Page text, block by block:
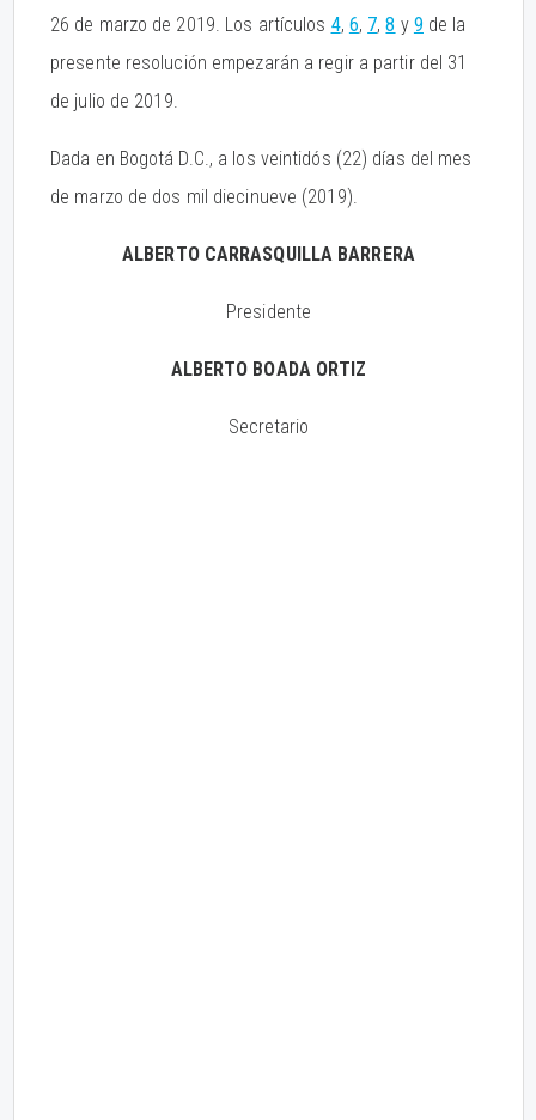
26 de marzo de 2019. Los artículos 4, 6, 7,8 y 9 de la
presente resolución empezarán a regir a partir del 31
de julio de 2019.
Dada en Bogotá D.C., a los veintidós (22) días del mes
de marzo de dos mil diecinueve (2019).
ALBERTO CARRASQUILLA BARRERA
Presidente
ALBERTO BOADA ORTIZ
Secretario